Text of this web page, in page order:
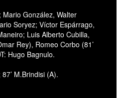
González, Walter
Soryez; Víctor Espárrago,
Luis Alberto Cubilla,
Rey), Romeo Corbo (81’
Hugo Bagnulo.
M.Brindisi (A).